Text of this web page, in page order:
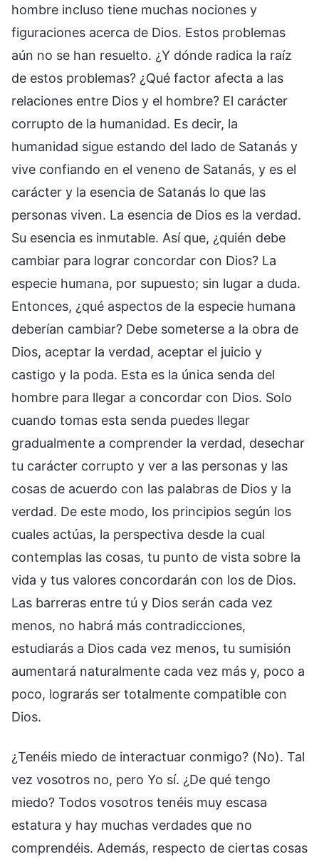
hombre incluso tiene muchas nociones y
figuraciones acerca de Dios. Estos problemas
aún no se han resuelto. ¿Y dónde radica la raíz
de estos problemas? ¿Qué factor afecta a las
relaciones entre Dios y el hombre? El carácter
corrupto de la humanidad. Es decir, la
humanidad sigue estando del lado de Satanás y
vive confiando en el veneno de Satanás, y es el
carácter y la esencia de Satanás lo que las
personas viven. La esencia de Dios es la verdad.
Su esencia es inmutable. Así que, ¿quién debe
cambiar para lograr concordar con Dios? La
especie humana, por supuesto; sin lugar a duda.
Entonces, ¿qué aspectos de la especie humana
deberían cambiar? Debe someterse a la obra de
Dios, aceptar la verdad, aceptar el juicio y
castigo y la poda. Esta es la única senda del
hombre para llegar a concordar con Dios. Solo
cuando tomas esta senda puedes llegar
gradualmente a comprender la verdad, desechar
tu carácter corrupto y ver a las personas y las
cosas de acuerdo con las palabras de Dios y la
verdad. De este modo, los principios según los
cuales actúas, la perspectiva desde la cual
contemplas las cosas, tu punto de vista sobre la
vida y tus valores concordarán con los de Dios.
Las barreras entre tú y Dios serán cada vez
menos, no habrá más contradicciones,
estudiarás a Dios cada vez menos, tu sumisión
aumentará naturalmente cada vez más y, poco a
poco, lograrás ser totalmente compatible con
Dios.
¿Tenéis miedo de interactuar conmigo? (No). Tal
vez vosotros no, pero Yo sí. ¿De qué tengo
miedo? Todos vosotros tenéis muy escasa
estatura y hay muchas verdades que no
comprendéis. Además, respecto de ciertas cosas